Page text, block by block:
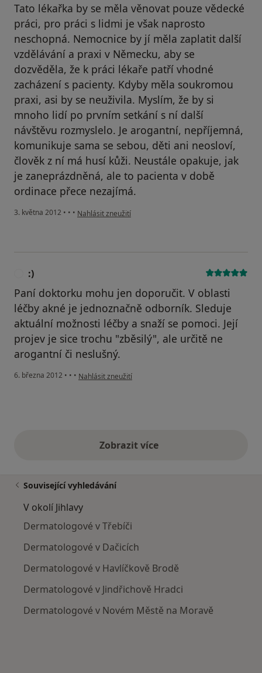
Tato lékařka by se měla věnovat pouze vědecké
práci, pro práci s lidmi je však naprosto
neschopná. Nemocnice by jí měla zaplatit další
vzdělávání a praxi v Německu, aby se
dozvěděla, že k práci lékaře patří vhodné
zacházení s pacienty. Kdyby měla soukromou
praxi, asi by se neuživila. Myslím, že by si
mnoho lidí po prvním setkání s ní další
návštěvu rozmyslelo. Je arogantní, nepříjemná,
komunikuje sama se sebou, děti ani neosloví,
člověk z ní má husí kůži. Neustále opakuje, jak
je zaneprázdněná, ale to pacienta v době
ordinace přece nezajímá.
3. května 2012 • • • podle názoru uživatele pátek
Nahlásit zneužití
:)
Paní doktorku mohu jen doporučit. V oblasti
léčby akné je jednoznačně odborník. Sleduje
aktuální možnosti léčby a snaží se pomoci. Její
projev je sice trochu "zběsilý", ale určitě ne
arogantní či neslušný.
6. března 2012 • • • podle názoru uživatele :)
Nahlásit zneužití
Zobrazit vícevýše uvedené názory
Související vyhledávání
V okolí Jihlavy
Dermatologové v Třebíči
Dermatologové v Dačicích
Dermatologové v Havlíčkově Brodě
Dermatologové v Jindřichově Hradci
Dermatologové v Novém Městě na Moravě